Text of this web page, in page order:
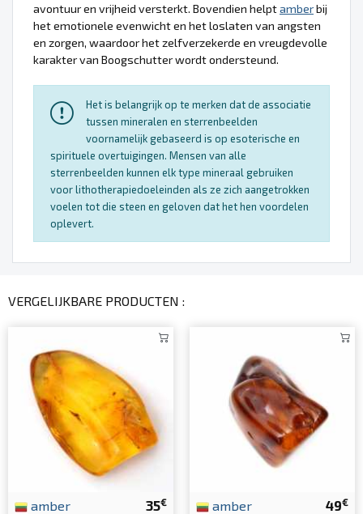
avontuur en vrijheid versterkt. Bovendien helptamberbij
het emotionele evenwicht en het loslaten van angsten
en zorgen, waardoor het zelfverzekerde en vreugdevolle
karakter van Boogschutter wordt ondersteund.
Het is belangrijk op te merken dat de associatie
tussen mineralen en sterrenbeelden
voornamelijk gebaseerd is op esoterische en
spirituele overtuigingen. Mensen van alle
sterrenbeelden kunnen elk type mineraal gebruiken
voor lithotherapiedoeleinden als ze zich aangetrokken
voelen tot die steen en geloven dat het hen voordelen
oplevert.
VERGELIJKBARE PRODUCTEN :
35€
amber 49€
amber